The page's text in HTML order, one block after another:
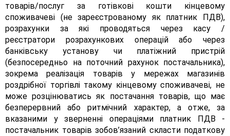
товарів/послуг за готівкові кошти кінцевому
споживачеві (не зареєстрованому як платник ПДВ),
розрахунки за які проводяться через касу /
реєстратори розрахункових операцій або через
банківську установу чи платіжний пристрій
(безпосередньо на поточний рахунок постачальника),
зокрема реалізація товарів у мережах магазинів
роздрібної торгівлі такому кінцевому споживачеві, не
може розцінюватись як постачання товарів, що має
безперервний або ритмічний характер, а отже, за
вказаними у зверненні операціями платник ПДВ -
постачальник товарів зобов’язаний скласти податкову